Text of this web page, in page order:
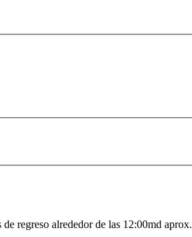
regreso alrededor de las 12:00md aprox.